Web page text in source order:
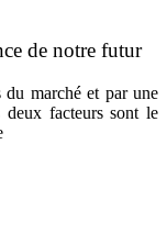
de notre futur
du marché et par une
deux facteurs sont le